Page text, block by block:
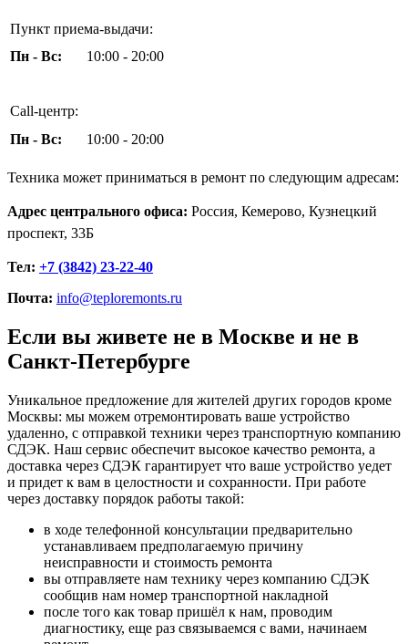
Пункт приема-выдачи:
Пн - Вс:
10:00 - 20:00
Call-центр:
Пн - Вс:
10:00 - 20:00
Техника может приниматься в ремонт по следующим адресам:
Адрес центрального офиса: Россия, Кемерово, Кузнецкий
проспект, 33Б
Тел: +7 (3842) 23-22-40
Почта: info@teploremonts.ru
Если вы живете не в Москве и не в
Санкт-Петербурге
Уникальное предложение для жителей других городов кроме
Москвы: мы можем отремонтировать ваше устройство
удаленно, с отправкой техники через транспортную компанию
СДЭК. Наш сервис обеспечит высокое качество ремонта, а
доставка через СДЭК гарантирует что ваше устройство уедет
и придет к вам в целостности и сохранности. При работе
через доставку порядок работы такой:
в ходе телефонной консультации предварительно
устанавливаем предполагаемую причину
неисправности и стоимость ремонта
вы отправляете нам технику через компанию СДЭК
сообщив нам номер транспортной накладной
после того как товар пришёл к нам, проводим
диагностику, еще раз связываемся с вами, начинаем